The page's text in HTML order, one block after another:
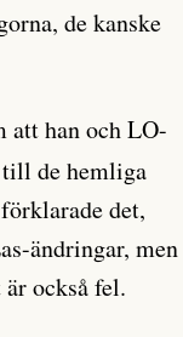
de kanske
att han och LO-
de hemliga
det,
ändringar, men
också fel.